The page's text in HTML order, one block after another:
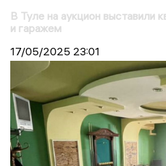
В Туле на аукцион выставили
и гаражем
17/05/2025 23:01